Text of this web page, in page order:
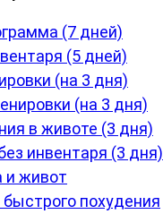
(7 дней)
(5 дней)
(на 3 дня)
(на 3 дня)
в животе (3 дня)
инвентаря (3 дня)
и живот
похудения